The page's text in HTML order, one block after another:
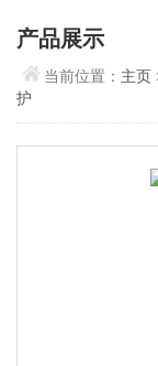
产品展示
当前位置： 主页
护